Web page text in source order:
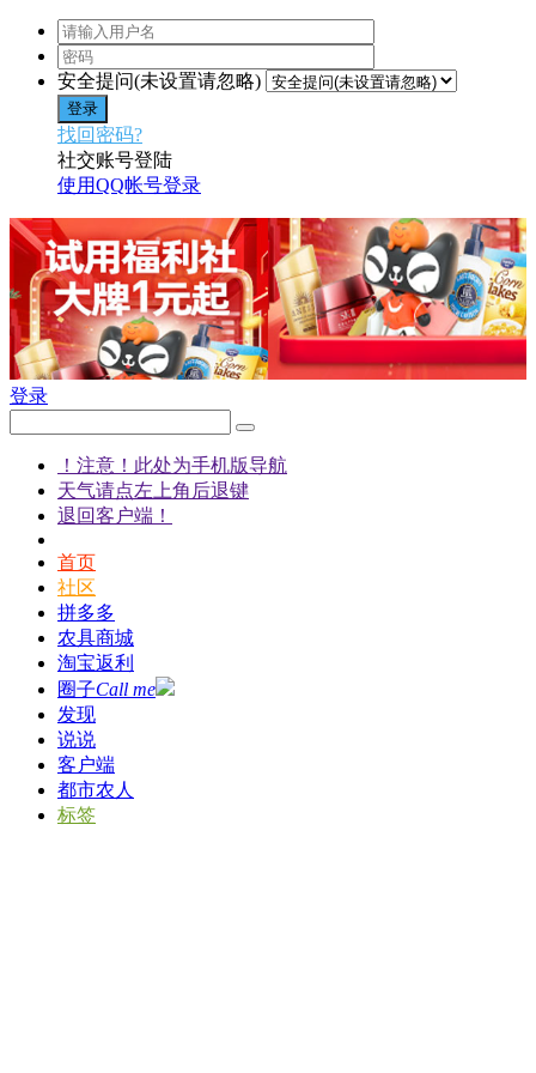
安全提问(未设置请忽略)
登录
找回密码?
社交账号登陆
使用QQ帐号登录
登录
！注意！此处为手机版导航
天气请点左上角后退键
退回客户端！
首页
社区
拼多多
农具商城
淘宝返利
圈子Call me
发现
说说
客户端
都市农人
标签